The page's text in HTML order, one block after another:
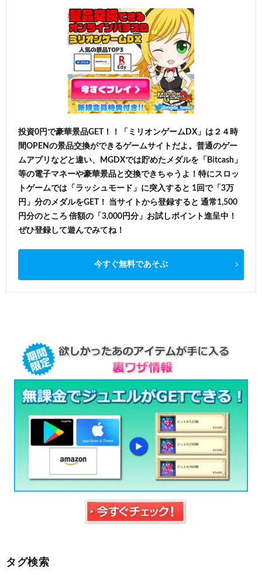
投資0円で豪華景品GET！！「ミリオンゲームDX」は２４時
間OPENの景品交換ができるゲームサイトだよ。普通のゲー
ムアプリなどと違い、MGDXでは貯めたメダルを「Bitcash」
等の電子マネーや豪華景品と交換できちゃうよ！特にスロッ
トゲームでは「ラッシュモード」に突入すると 1回で「3万
円」分のメダルをGET！ 当サイトから登録すると 通常1,500
円分のところ 倍額の「3,000円分」お試しポイント進呈中！
ぜひ登録して遊んでみてね！
今すぐ無料であそぶ
タグ検索